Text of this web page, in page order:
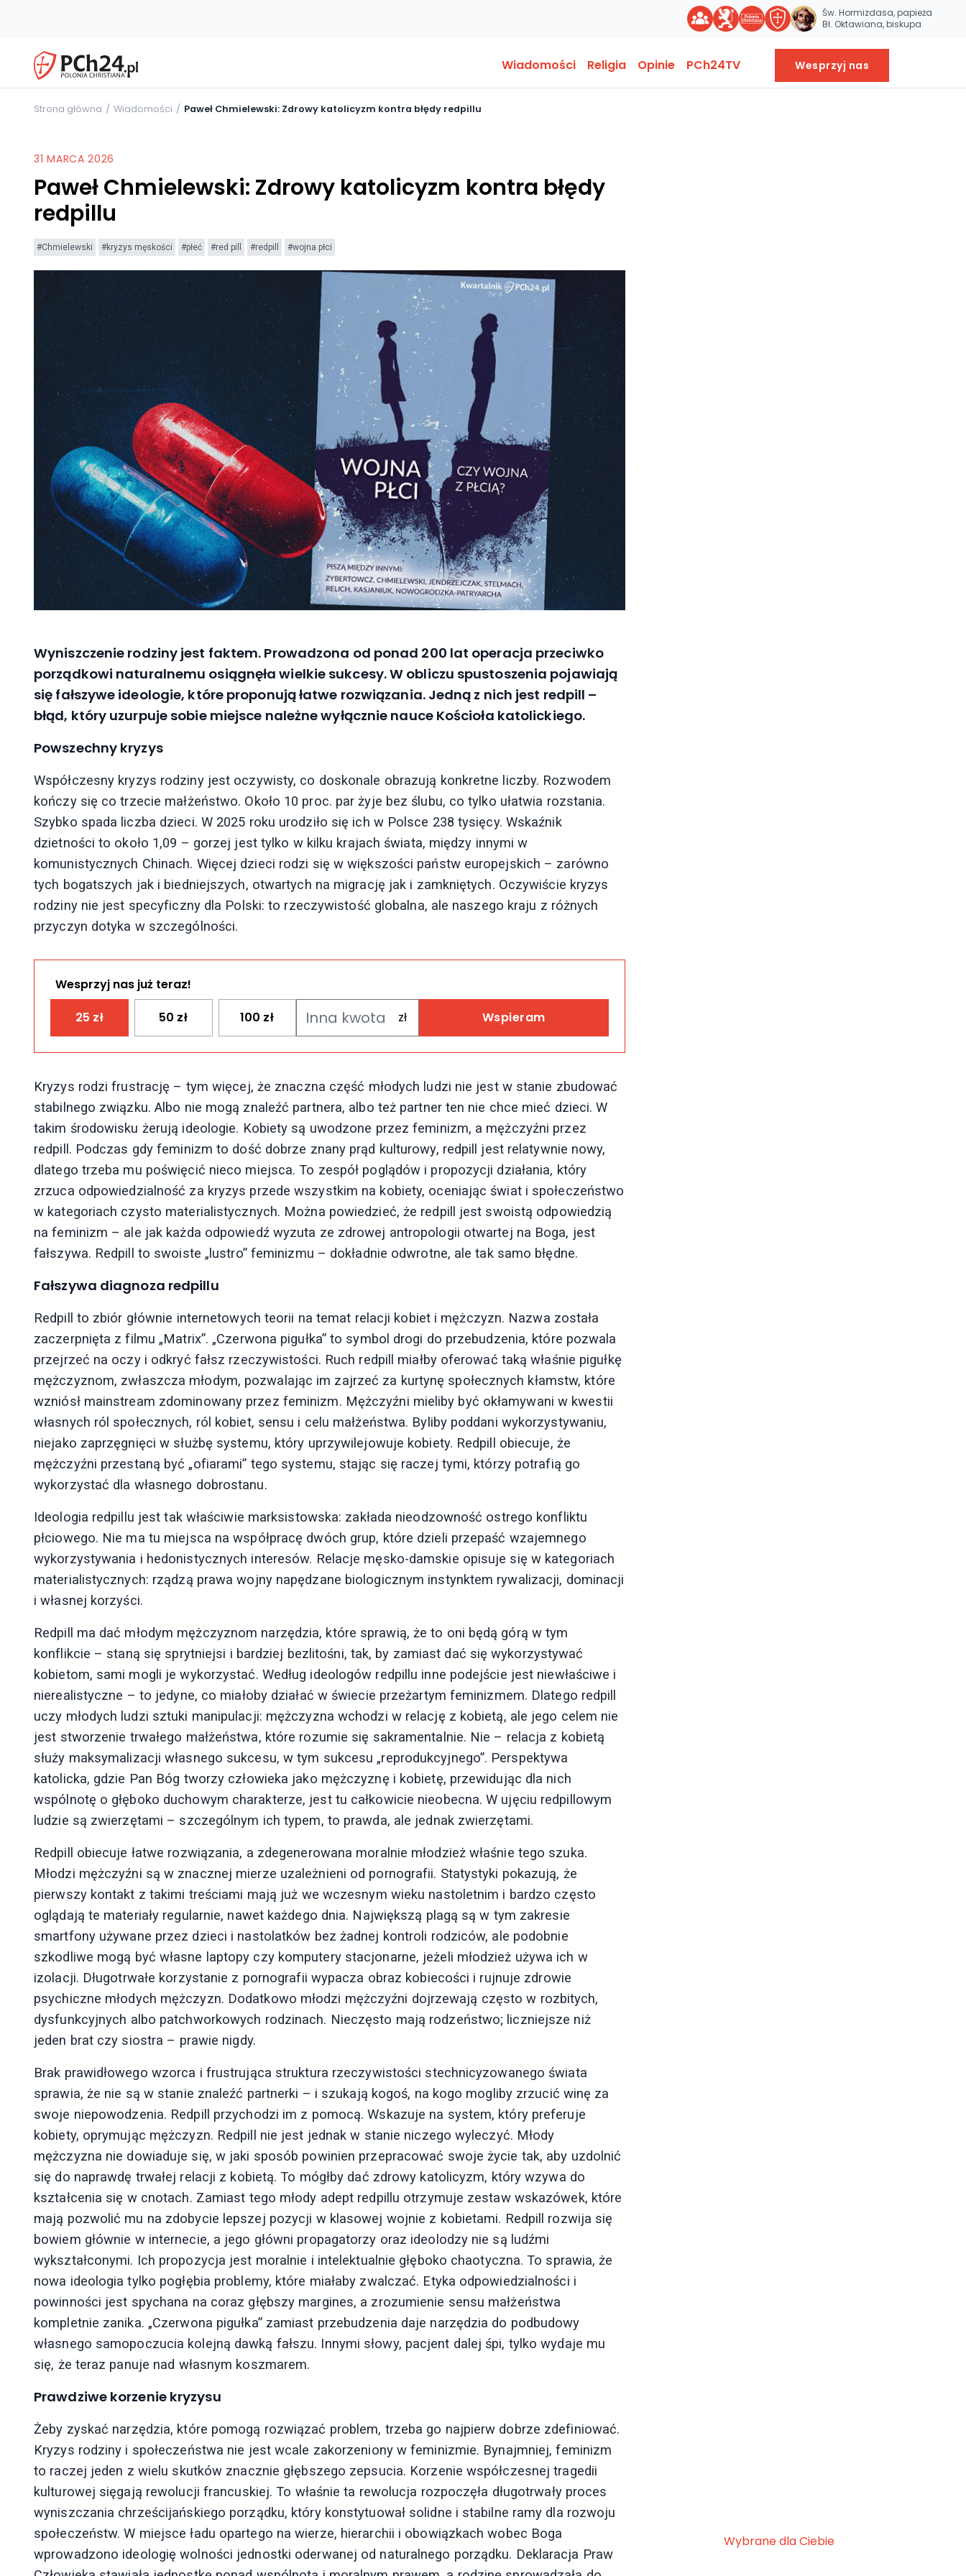
Św. Hormizdasa, papieża
Bł. Oktawiana, biskupa
Wiadomości Religia Opinie PCh24TV Wesprzyj nas
Strona główna Wiadomości Paweł Chmielewski: Zdrowy katolicyzm kontra błędy redpillu
31 MARCA 2026
Paweł Chmielewski: Zdrowy katolicyzm kontra błędy
redpillu
#Chmielewski #kryzys męskości #płeć #red pill #redpill #wojna płci
Wyniszczenie rodziny jest faktem. Prowadzona od ponad 200 lat operacja przeciwko
porządkowi naturalnemu osiągnęła wielkie sukcesy. W obliczu spustoszenia pojawiają
się fałszywe ideologie, które proponują łatwe rozwiązania. Jedną z nich jest redpill –
błąd, który uzurpuje sobie miejsce należne wyłącznie nauce Kościoła katolickiego.
Powszechny kryzys
Współczesny kryzys rodziny jest oczywisty, co doskonale obrazują konkretne liczby. Rozwodem
kończy się co trzecie małżeństwo. Około 10 proc. par żyje bez ślubu, co tylko ułatwia rozstania.
Szybko spada liczba dzieci. W 2025 roku urodziło się ich w Polsce 238 tysięcy. Wskaźnik
dzietności to około 1,09 – gorzej jest tylko w kilku krajach świata, między innymi w
komunistycznych Chinach. Więcej dzieci rodzi się w większości państw europejskich – zarówno
tych bogatszych jak i biedniejszych, otwartych na migrację jak i zamkniętych. Oczywiście kryzys
rodziny nie jest specyficzny dla Polski: to rzeczywistość globalna, ale naszego kraju z różnych
przyczyn dotyka w szczególności.
Wesprzyj nas już teraz!
25 zł 50 zł 100 zł Wspieram
Kryzys rodzi frustrację – tym więcej, że znaczna część młodych ludzi nie jest w stanie zbudować
stabilnego związku. Albo nie mogą znaleźć partnera, albo też partner ten nie chce mieć dzieci. W
takim środowisku żerują ideologie. Kobiety są uwodzone przez feminizm, a mężczyźni przez
redpill. Podczas gdy feminizm to dość dobrze znany prąd kulturowy, redpill jest relatywnie nowy,
dlatego trzeba mu poświęcić nieco miejsca. To zespół poglądów i propozycji działania, który
zrzuca odpowiedzialność za kryzys przede wszystkim na kobiety, oceniając świat i społeczeństwo
w kategoriach czysto materialistycznych. Można powiedzieć, że redpill jest swoistą odpowiedzią
na feminizm – ale jak każda odpowiedź wyzuta ze zdrowej antropologii otwartej na Boga, jest
fałszywa. Redpill to swoiste „lustro” feminizmu – dokładnie odwrotne, ale tak samo błędne.
Fałszywa diagnoza redpillu
Redpill to zbiór głównie internetowych teorii na temat relacji kobiet i mężczyzn. Nazwa została
zaczerpnięta z filmu „Matrix”. „Czerwona pigułka” to symbol drogi do przebudzenia, które pozwala
przejrzeć na oczy i odkryć fałsz rzeczywistości. Ruch redpill miałby oferować taką właśnie pigułkę
mężczyznom, zwłaszcza młodym, pozwalając im zajrzeć za kurtynę społecznych kłamstw, które
wzniósł mainstream zdominowany przez feminizm. Mężczyźni mieliby być okłamywani w kwestii
własnych ról społecznych, ról kobiet, sensu i celu małżeństwa. Byliby poddani wykorzystywaniu,
niejako zaprzęgnięci w służbę systemu, który uprzywilejowuje kobiety. Redpill obiecuje, że
mężczyźni przestaną być „ofiarami” tego systemu, stając się raczej tymi, którzy potrafią go
wykorzystać dla własnego dobrostanu.
Ideologia redpillu jest tak właściwie marksistowska: zakłada nieodzowność ostrego konfliktu
płciowego. Nie ma tu miejsca na współpracę dwóch grup, które dzieli przepaść wzajemnego
wykorzystywania i hedonistycznych interesów. Relacje męsko-damskie opisuje się w kategoriach
materialistycznych: rządzą prawa wojny napędzane biologicznym instynktem rywalizacji, dominacji
i własnej korzyści.
Redpill ma dać młodym mężczyznom narzędzia, które sprawią, że to oni będą górą w tym
konflikcie – staną się sprytniejsi i bardziej bezlitośni, tak, by zamiast dać się wykorzystywać
kobietom, sami mogli je wykorzystać. Według ideologów redpillu inne podejście jest niewłaściwe i
nierealistyczne – to jedyne, co miałoby działać w świecie przeżartym feminizmem. Dlatego redpill
uczy młodych ludzi sztuki manipulacji: mężczyzna wchodzi w relację z kobietą, ale jego celem nie
jest stworzenie trwałego małżeństwa, które rozumie się sakramentalnie. Nie – relacja z kobietą
służy maksymalizacji własnego sukcesu, w tym sukcesu „reprodukcyjnego”. Perspektywa
katolicka, gdzie Pan Bóg tworzy człowieka jako mężczyznę i kobietę, przewidując dla nich
wspólnotę o głęboko duchowym charakterze, jest tu całkowicie nieobecna. W ujęciu redpillowym
ludzie są zwierzętami – szczególnym ich typem, to prawda, ale jednak zwierzętami.
Redpill obiecuje łatwe rozwiązania, a zdegenerowana moralnie młodzież właśnie tego szuka.
Młodzi mężczyźni są w znacznej mierze uzależnieni od pornografii. Statystyki pokazują, że
pierwszy kontakt z takimi treściami mają już we wczesnym wieku nastoletnim i bardzo często
oglądają te materiały regularnie, nawet każdego dnia. Największą plagą są w tym zakresie
smartfony używane przez dzieci i nastolatków bez żadnej kontroli rodziców, ale podobnie
szkodliwe mogą być własne laptopy czy komputery stacjonarne, jeżeli młodzież używa ich w
izolacji. Długotrwałe korzystanie z pornografii wypacza obraz kobiecości i rujnuje zdrowie
psychiczne młodych mężczyzn. Dodatkowo młodzi mężczyźni dojrzewają często w rozbitych,
dysfunkcyjnych albo patchworkowych rodzinach. Nieczęsto mają rodzeństwo; liczniejsze niż
jeden brat czy siostra – prawie nigdy.
Brak prawidłowego wzorca i frustrująca struktura rzeczywistości stechnicyzowanego świata
sprawia, że nie są w stanie znaleźć partnerki – i szukają kogoś, na kogo mogliby zrzucić winę za
swoje niepowodzenia. Redpill przychodzi im z pomocą. Wskazuje na system, który preferuje
kobiety, oprymując mężczyzn. Redpill nie jest jednak w stanie niczego wyleczyć. Młody
mężczyzna nie dowiaduje się, w jaki sposób powinien przepracować swoje życie tak, aby uzdolnić
się do naprawdę trwałej relacji z kobietą. To mógłby dać zdrowy katolicyzm, który wzywa do
kształcenia się w cnotach. Zamiast tego młody adept redpillu otrzymuje zestaw wskazówek, które
mają pozwolić mu na zdobycie lepszej pozycji w klasowej wojnie z kobietami. Redpill rozwija się
bowiem głównie w internecie, a jego główni propagatorzy oraz ideolodzy nie są ludźmi
wykształconymi. Ich propozycja jest moralnie i intelektualnie głęboko chaotyczna. To sprawia, że
nowa ideologia tylko pogłębia problemy, które miałaby zwalczać. Etyka odpowiedzialności i
powinności jest spychana na coraz głębszy margines, a zrozumienie sensu małżeństwa
kompletnie zanika. „Czerwona pigułka” zamiast przebudzenia daje narzędzia do podbudowy
własnego samopoczucia kolejną dawką fałszu. Innymi słowy, pacjent dalej śpi, tylko wydaje mu
się, że teraz panuje nad własnym koszmarem.
Prawdziwe korzenie kryzysu
Żeby zyskać narzędzia, które pomogą rozwiązać problem, trzeba go najpierw dobrze zdefiniować.
Kryzys rodziny i społeczeństwa nie jest wcale zakorzeniony w feminizmie. Bynajmniej, feminizm
to raczej jeden z wielu skutków znacznie głębszego zepsucia. Korzenie współczesnej tragedii
kulturowej sięgają rewolucji francuskiej. To właśnie ta rewolucja rozpoczęła długotrwały proces
wyniszczania chrześcijańskiego porządku, który konstytuował solidne i stabilne ramy dla rozwoju
społeczeństw. W miejsce ładu opartego na wierze, hierarchii i obowiązkach wobec Boga
wprowadzono ideologię wolności jednostki oderwanej od naturalnego porządku. Deklaracja Praw
Wybrane dla Ciebie